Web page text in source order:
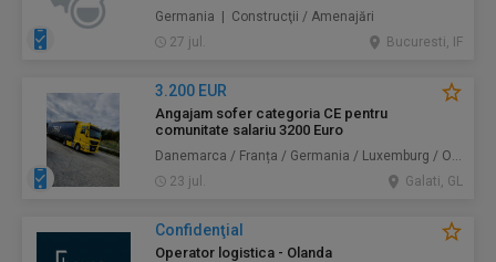
Germania | Construcţii / Amenajări
27 jul.
Bucuresti, IF
3.200 EUR
Angajam sofer categoria CE pentru
comunitate salariu 3200 Euro
Danemarca / Franța / Germania / Luxemburg / Olanda | Transport
23 jul.
Galati, GL
Confidenţial
Operator logistica - Olanda